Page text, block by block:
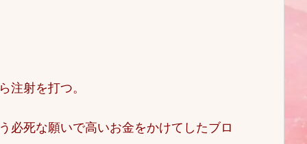
注射を打つ。
必死な願いで高いお金をかけてしたブロ